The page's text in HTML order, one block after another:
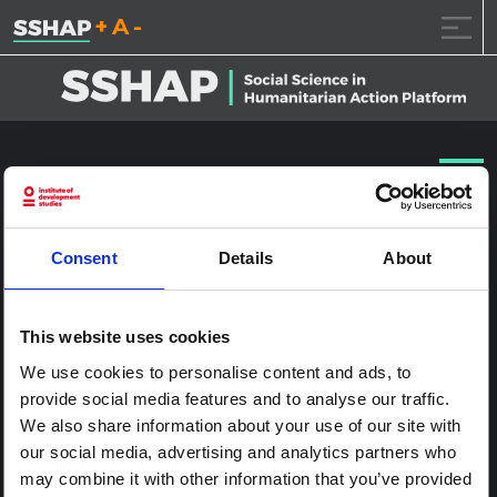
Consent Details About
This website uses cookies
We use cookies to personalise content and ads, to
provide social media features and to analyse our traffic.
We also share information about your use of our site with
our social media, advertising and analytics partners who
may combine it with other information that you’ve provided
تقليل حجم الخط.
إعادة ضبط حجم
زيادة حجم
UNI171713
نشر على2017.1.24
(2017.1.24) بواسطةssia_admin